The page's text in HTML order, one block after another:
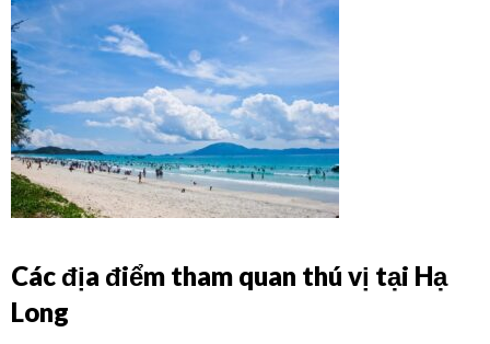
Các địa điểm tham quan thú vị tại Hạ
Long